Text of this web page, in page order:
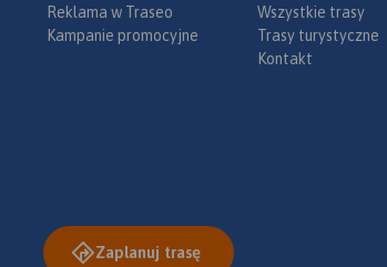
Reklama w Traseo
Kampanie promocyjne
Wszystkie trasy
Trasy turystyczne
Kontakt
Zaplanuj trasę